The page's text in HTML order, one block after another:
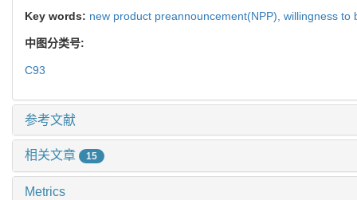
Key words: new product preannouncement(NPP), willingness to
中图分类号:
C93
参考文献
相关文章 15
Metrics